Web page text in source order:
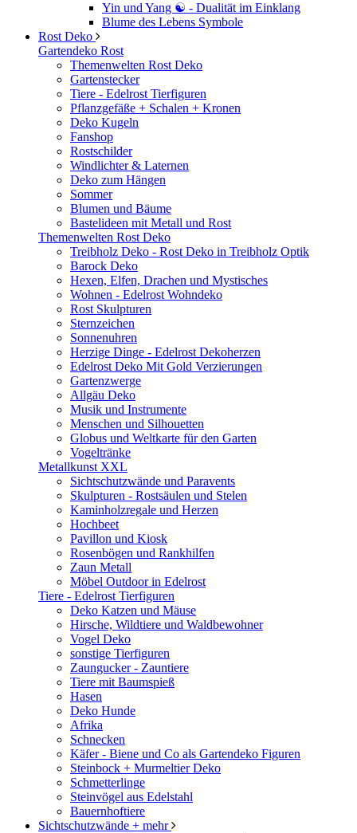
Yin und Yang ☯ - Dualität im Einklang
Blume des Lebens Symbole
Rost Deko
Gartendeko Rost
Themenwelten Rost Deko
Gartenstecker
Tiere - Edelrost Tierfiguren
Pflanzgefäße + Schalen + Kronen
Deko Kugeln
Fanshop
Rostschilder
Windlichter & Laternen
Deko zum Hängen
Sommer
Blumen und Bäume
Bastelideen mit Metall und Rost
Themenwelten Rost Deko
Treibholz Deko - Rost Deko in Treibholz Optik
Barock Deko
Hexen, Elfen, Drachen und Mystisches
Wohnen - Edelrost Wohndeko
Rost Skulpturen
Sternzeichen
Sonnenuhren
Herzige Dinge - Edelrost Dekoherzen
Edelrost Deko Mit Gold Verzierungen
Gartenzwerge
Allgäu Deko
Musik und Instrumente
Menschen und Silhouetten
Globus und Weltkarte für den Garten
Vogeltränke
Metallkunst XXL
Sichtschutzwände und Paravents
Skulpturen - Rostsäulen und Stelen
Kaminholzregale und Herzen
Hochbeet
Pavillon und Kiosk
Rosenbögen und Rankhilfen
Zaun Metall
Möbel Outdoor in Edelrost
Tiere - Edelrost Tierfiguren
Deko Katzen und Mäuse
Hirsche, Wildtiere und Waldbewohner
Vogel Deko
sonstige Tierfiguren
Zaungucker - Zauntiere
Tiere mit Baumspieß
Hasen
Deko Hunde
Afrika
Schnecken
Käfer - Biene und Co als Gartendeko Figuren
Steinbock + Murmeltier Deko
Schmetterlinge
Steinvögel aus Edelstahl
Bauernhoftiere
Sichtschutzwände + mehr